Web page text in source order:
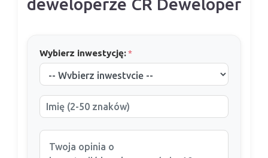
deweloperze CR Deweloper
Wybierz inwestycję:*